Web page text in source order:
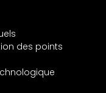
des points